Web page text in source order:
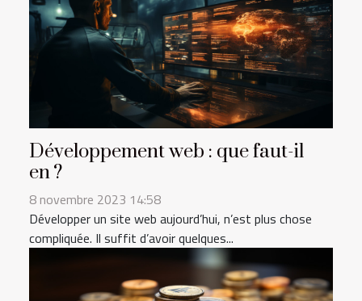
Développement web : que faut-il
en ?
8 novembre 2023 14:58
Développer un site web aujourd’hui, n’est plus chose
compliquée. Il suffit d’avoir quelques...